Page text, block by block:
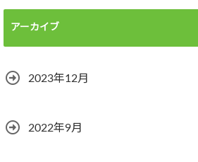
アーカイブ
2023年12月
2022年9月